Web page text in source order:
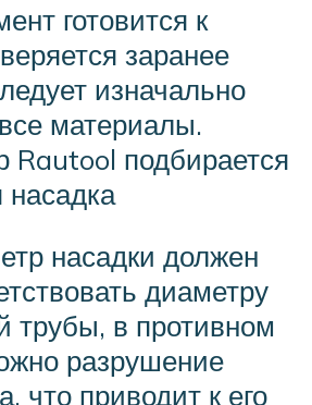
готовится к
заранее
изначально
материалы.
Rautool подбирается
насадка
насадки должен
диаметру
трубы, в противном
разрушение
что приводит к его